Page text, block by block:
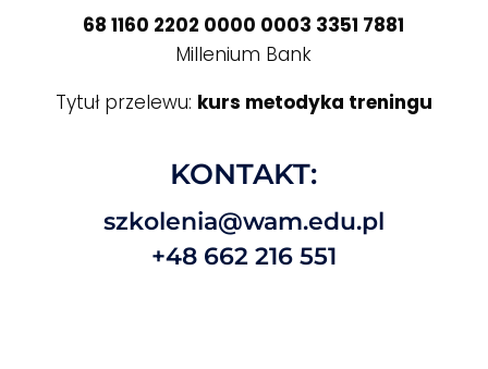
68 1160 2202 0000 0003 3351 7881
Millenium Bank
Tytuł przelewu: kurs metodyka treningu
KONTAKT:
szkolenia@wam.edu.pl
+48 662 216 551